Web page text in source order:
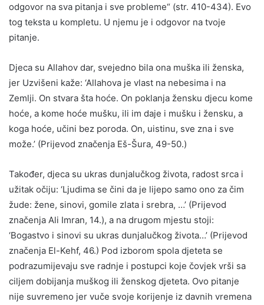
odgovor na sva pitanja i sve probleme“ (str. 410-434). Evo
tog teksta u kompletu. U njemu je i odgovor na tvoje
pitanje.
Djeca su Allahov dar, svejedno bila ona muška ili ženska,
jer Uzvišeni kaže: ‘Allahova je vlast na nebesima i na
Zemlji. On stvara šta hoće. On poklanja žensku djecu kome
hoće, a kome hoće mušku, ili im daje i mušku i žensku, a
koga hoće, učini bez poroda. On, uistinu, sve zna i sve
može.’ (Prijevod značenja Eš-Šura, 49-50.)
Također, djeca su ukras dunjalučkog života, radost srca i
užitak očiju: ‘Ljudima se čini da je lijepo samo ono za čim
žude: žene, sinovi, gomile zlata i srebra, …’ (Prijevod
značenja Ali Imran, 14.), a na drugom mjestu stoji:
‘Bogastvo i sinovi su ukras dunjalučkog života…’ (Prijevod
značenja El-Kehf, 46.) Pod izborom spola djeteta se
podrazumijevaju sve radnje i postupci koje čovjek vrši sa
ciljem dobijanja muškog ili ženskog djeteta. Ovo pitanje
nije suvremeno jer vuče svoje korijenje iz davnih vremena